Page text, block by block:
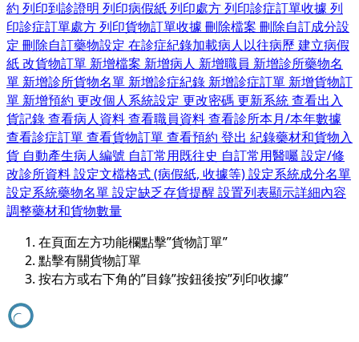
約 列印到診證明 列印病假紙列印處方列印診症訂單收據 列
印診症訂單處方列印貨物訂單收據 刪除檔案 刪除自訂成分設
定 刪除自訂藥物設定 在診症紀錄加載病人以往病歷 建立病假
紙改貨物訂單 新增檔案 新增病人 新增職員 新增診所藥物名
單 新增診所貨物名單 新增診症紀錄 新增診症訂單 新增貨物訂
單 新增預約 更改個人系統設定 更改密碼更新系統查看出入
貨記錄查看病人資料查看職員資料查看診所本月/本年數據
查看診症訂單查看貨物訂單查看預約 登出 紀錄藥材和貨物入
貨 自動產生病人編號 自訂常用既往史 自訂常用醫囑設定/修
改診所資料設定文檔格式 (病假紙, 收據等)設定系統成分名單
設定系統藥物名單設定缺乏存貨提醒 設置列表顯示詳細內容
調整藥材和貨物數量
在頁面左方功能欄點擊”貨物訂單”
點擊有關貨物訂單
按右方或右下角的”目錄”按鈕後按”列印收據”